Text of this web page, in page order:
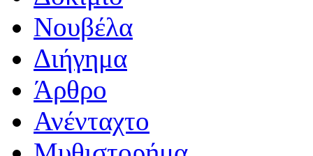
Νουβέλα
Διήγημα
Άρθρο
Ανένταχτο